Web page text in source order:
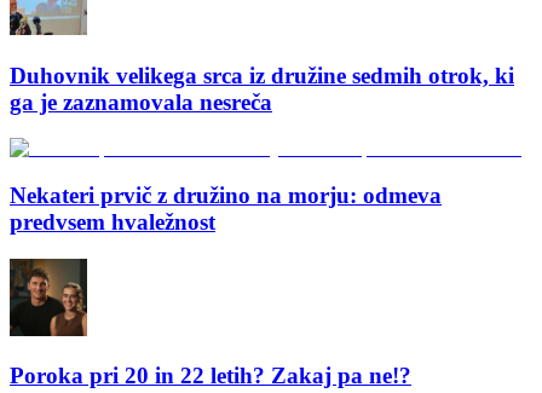
Duhovnik velikega srca iz družine sedmih otrok, ki
ga je zaznamovala nesreča
Nekateri prvič z družino na morju: odmeva
predvsem hvaležnost
Poroka pri 20 in 22 letih? Zakaj pa ne!?